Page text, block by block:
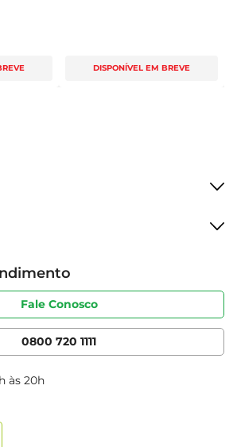
DISPONÍVEL EM BREVE
Fale Conosco
0800 720 1111
às 20h